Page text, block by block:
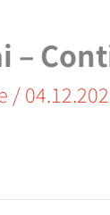
–
/